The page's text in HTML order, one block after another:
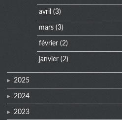
avril (3)
mars(3)
février(2)
janvier(2)
2025
2024
2023